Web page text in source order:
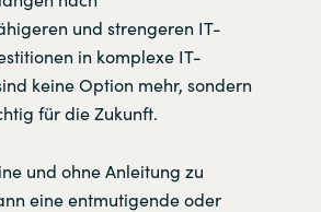
und strengeren IT-
in komplexe IT-
keine Option mehr, sondern
für die Zukunft.
und ohne Anleitung zu
eine entmutigende oder